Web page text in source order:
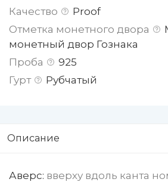
Качество
Proof
Отметка монетного двора
монетный двор Гознака
Проба
925
Гурт
Рубчатый
Описание
Аверс: вверху вдоль канта